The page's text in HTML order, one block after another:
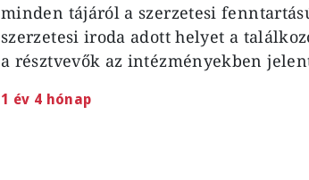
minden tájáról a szerzetesi
szerzetesi iroda adott helyet a
a résztvevők az intézményekben
1 év 4 hónap